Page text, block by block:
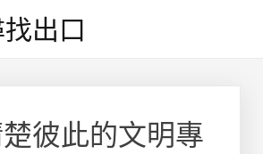
出口
彼此的文明專